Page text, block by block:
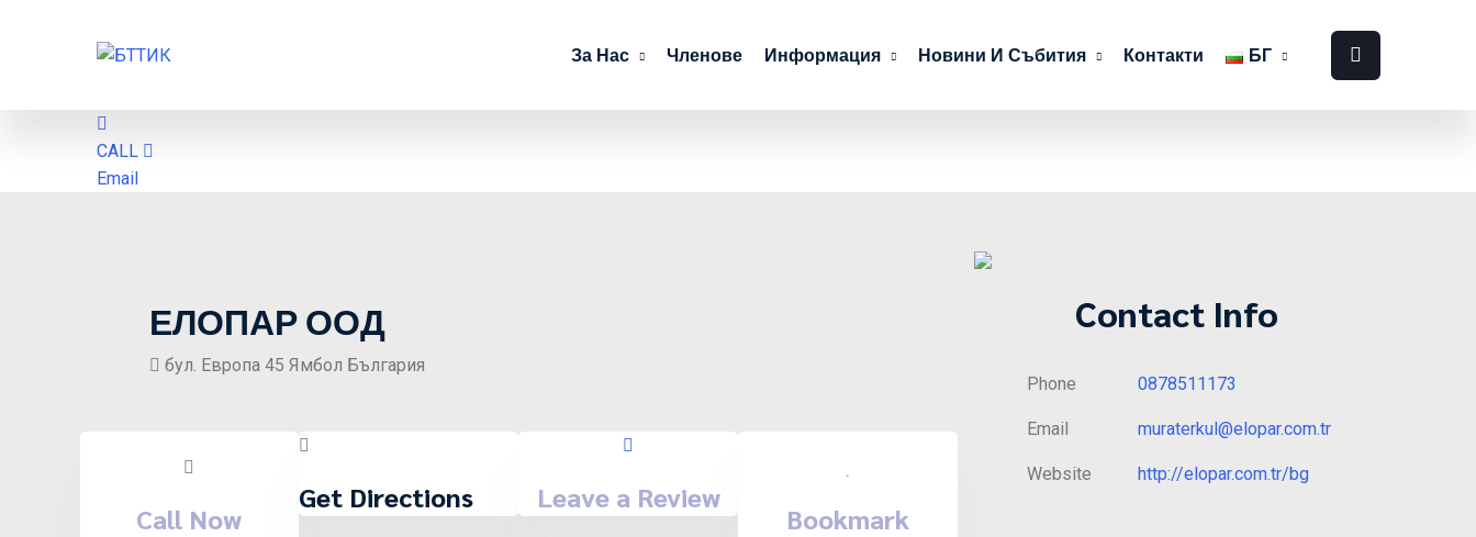
За Нас Членове Информация Новини И Събития Контакти БГ
CALL
Email
ЕЛОПАР ООД
бул. Европа 45 Ямбол България
Call Now
Get Directions Leave a Review
Bookmark
Contact Info
Phone 0878511173
Email muraterkul@elopar.com.tr
Website http://elopar.com.tr/bg